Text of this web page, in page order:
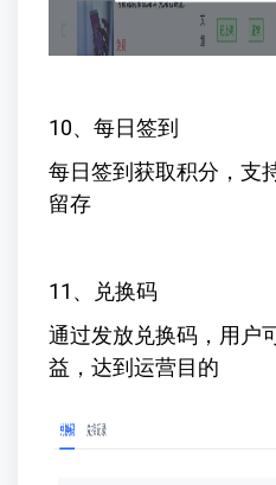
10、每日签到
每日签到获取积分，支
留存
11、兑换码
通过发放兑换码，用户
益，达到运营目的